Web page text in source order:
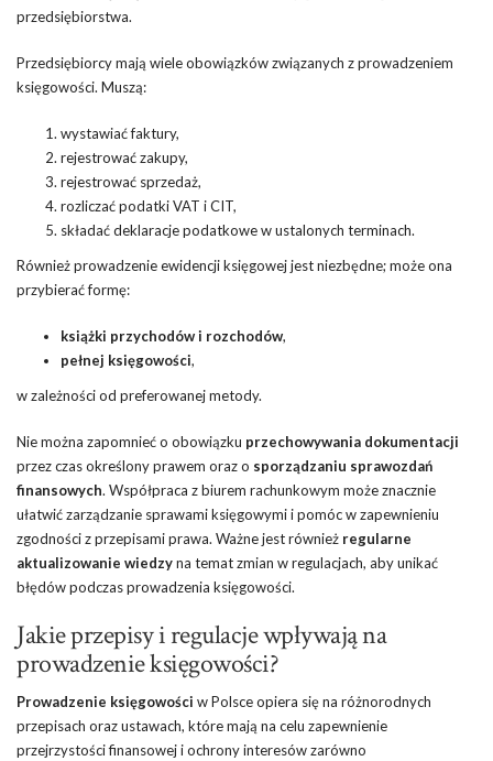
przedsiębiorstwa.
Przedsiębiorcy mają wiele obowiązków związanych z prowadzeniem
księgowości. Muszą:
wystawiać faktury,
rejestrować zakupy,
rejestrować sprzedaż,
rozliczać podatki VAT i CIT,
składać deklaracje podatkowe w ustalonych terminach.
Również prowadzenie ewidencji księgowej jest niezbędne; może ona
przybierać formę:
książki przychodów i rozchodów,
pełnej księgowości,
w zależności od preferowanej metody.
Nie można zapomnieć o obowiązku przechowywania dokumentacji
przez czas określony prawem oraz o sporządzaniu sprawozdań
finansowych. Współpraca z biurem rachunkowym może znacznie
ułatwić zarządzanie sprawami księgowymi i pomóc w zapewnieniu
zgodności z przepisami prawa. Ważne jest również regularne
aktualizowanie wiedzyna temat zmian w regulacjach, aby unikać
błędów podczas prowadzenia księgowości.
Jakie przepisy i regulacje wpływają na
prowadzenie księgowości?
Prowadzenie księgowości w Polsce opiera się na różnorodnych
przepisach oraz ustawach, które mają na celu zapewnienie
przejrzystości finansowej i ochrony interesów zarówno